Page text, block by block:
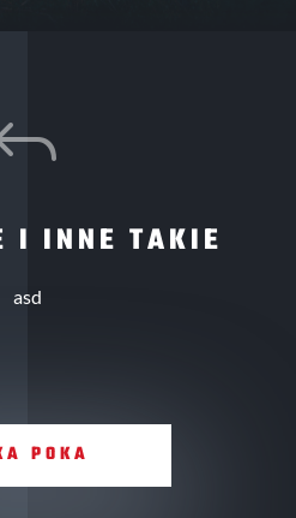
I INNE TAKIE
asd
POKA